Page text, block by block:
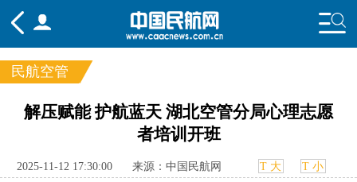
频道
国内
航图 智库 专题 舆情
民航空管
解压赋能 护航蓝天 湖北空管分局心理志愿
者培训开班
2025-11-12 17:30:00 来源：中国民航网 T 大 T 小